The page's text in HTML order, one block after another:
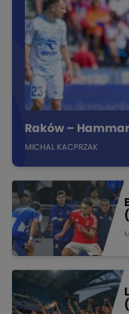
Raków –
MICHAL KACPRZAK